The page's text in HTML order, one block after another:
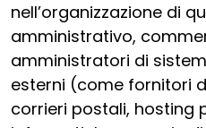
nell’organizzazione di
amministrativo,
amministratori di
esterni (come fornitori
corrieri postali, hosting